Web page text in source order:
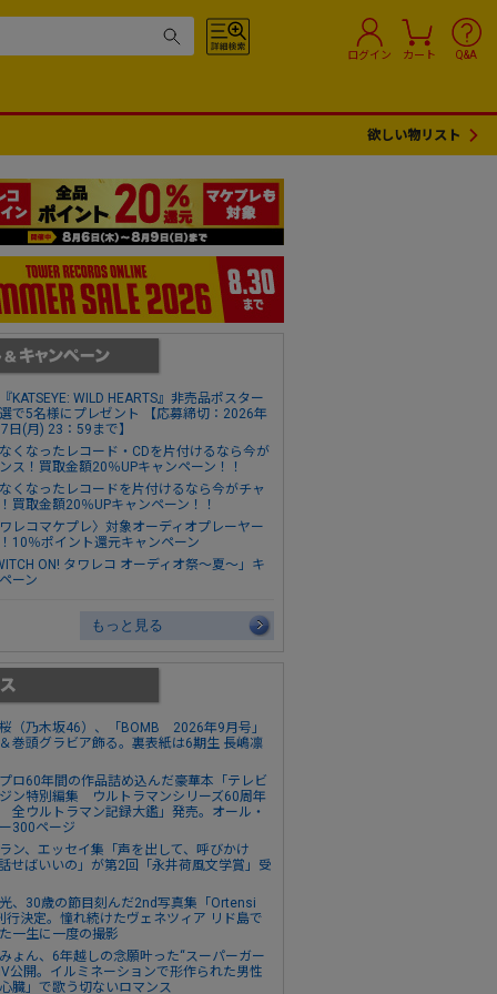
ログイン カート Q&A
欲しい物リスト
KATSEYE: WILD HEARTS』非売品ポスター
で5名様にプレゼント 【応募締切：2026年
日(月) 23：59まで】
くなったレコード・CDを片付けるなら今が
ス！買取金額20％UPキャンペーン！！
くなったレコードを片付けるなら今がチャ
買取金額20％UPキャンペーン！！
ワレコマケプレ〉対象オーディオプレーヤー
10％ポイント還元キャンペーン
ON! タワレコ オーディオ祭～夏～」キ
ーン
もっと見る
（乃木坂46）、「BOMB 2026年9月号」
巻頭グラビア飾る。裏表紙は6期生 長嶋凛
ロ60年間の作品詰め込んだ豪華本「テレビ
ン特別編集 ウルトラマンシリーズ60周年
全ウルトラマン記録大鑑」発売。オール・
300ページ
ン、エッセイ集「声を出して、呼びかけ
せばいいの」が第2回「永井荷風文学賞」受
、30歳の節目刻んだ2nd写真集「Ortensi
行決定。憧れ続けたヴェネツィア リド島で
一生に一度の撮影
ょん、6年越しの念願叶った“スーパーガー
公開。イルミネーションで形作られた男性
臓」で歌う切ないロマンス